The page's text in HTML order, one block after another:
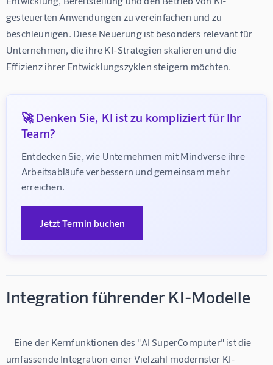
gesteuerten Anwendungen zu vereinfachen und zu
beschleunigen. Diese Neuerung ist besonders relevant für
Unternehmen, die ihre KI-Strategien skalieren und die
🚀 Denken Sie, KI ist zu kompliziert für Ihr
Team?
Entdecken Sie, wie Unternehmen mit Mindverse ihre
Arbeitsabläufe verbessern und gemeinsam mehr
erreichen.
Jetzt Termin buchen
Integration führender KI-Modelle
umfassende Integration einer Vielzahl modernster KI-